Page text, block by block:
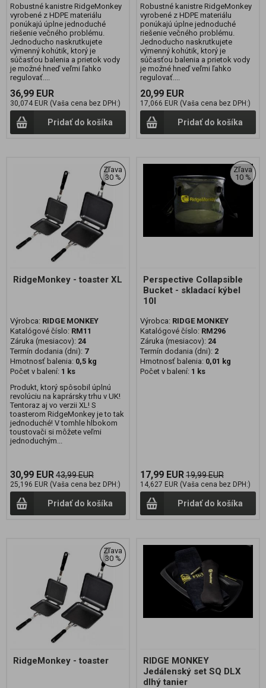
Robustné kanistre RidgeMonkey
vyrobené z HDPE materiálu
ponúkajú úplne jednoduché
riešenie večného problému.
Jednoducho naskrutkujete
výmenný kohútik, ktorý je
súčasťou balenia a prietok vody
je možné hneď veľmi ľahko
regulovať....
36,99 EUR
30,074 EUR (Vaša cena bez DPH:)
Pridať do košíka
Robustné kanistre RidgeMonkey
vyrobené z HDPE materiálu
ponúkajú úplne jednoduché
riešenie večného problému.
Jednoducho naskrutkujete
výmenný kohútik, ktorý je
súčasťou balenia a prietok vody
je možné hneď veľmi ľahko
regulovať....
20,99 EUR
17,066 EUR (Vaša cena bez DPH:)
Pridať do košíka
Zľava
30 %
RidgeMonkey - toaster XL
Výrobca: RIDGE MONKEY
Katalógové číslo: RM11
Záruka (mesiacov): 24
Termín dodania (dni): 7
Hmotnosť balenia: 0,5 kg
Počet v balení: 1 ks
Produkt, ktorý spôsobil úplnú
revolúciu na kaprársky trhu v UK!
Tentoraz aj vo verzii XL! S
toasterom RidgeMonkey je to tak
jednoduché! V tomhle hlbokom
toustovači si môžete veľmi
jednoduchým...
30,99 EUR43,99 EUR
25,196 EUR (Vaša cena bez DPH:)
Pridať do košíka
Zľava
10 %
Perspective Collapsible
Bucket - skladací kýbel
10l
Výrobca: RIDGE MONKEY
Katalógové číslo: RM296
Záruka (mesiacov): 24
Termín dodania (dni): 2
Hmotnosť balenia: 0,01 kg
Počet v balení: 1 ks
17,99 EUR19,99 EUR
14,627 EUR (Vaša cena bez DPH:)
Pridať do košíka
Zľava
30 %
RidgeMonkey - toaster
RIDGE MONKEY
Jedálenský set SQ DLX
dlhý tanier